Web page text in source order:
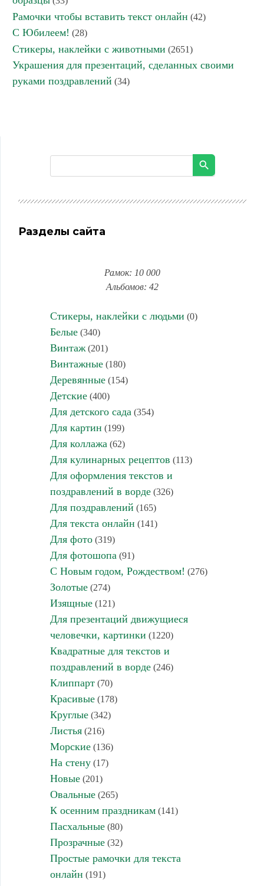
Рамочки чтобы вставить текст онлайн (42)
С Юбилеем! (28)
Стикеры, наклейки с животными (2651)
Украшения для презентаций, сделанных своими
руками поздравлений (34)
Разделы сайта
Рамок: 10 000
Альбомов: 42
Стикеры, наклейки с людьми (0)
Белые(340)
Винтаж(201)
Винтажные(180)
Деревянные(154)
Детские(400)
Для детского сада (354)
Для картин (199)
Для коллажа (62)
Для кулинарных рецептов (113)
Для оформления текстов и
поздравлений в ворде(326)
Для поздравлений (165)
Для текста онлайн (141)
Для фото(319)
Для фотошопа (91)
С Новым годом, Рождеством! (276)
Золотые(274)
Изящные(121)
Для презентаций движущиеся
человечки, картинки (1220)
Квадратные для текстов и
поздравлений в ворде(246)
Клиппарт(70)
Красивые(178)
Круглые(342)
Листья(216)
Морские(136)
На стену(17)
Новые(201)
Овальные(265)
К осенним праздникам(141)
Пасхальные(80)
Прозрачные(32)
Простые рамочки для текста
онлайн (191)